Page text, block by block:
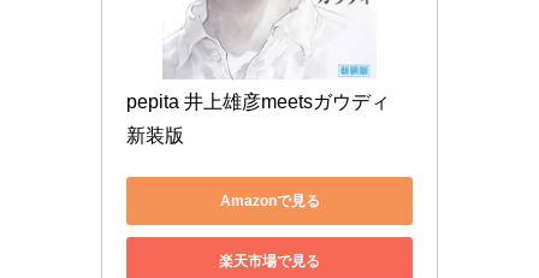
pepita 井上雄彦meetsガウディ
新装版
Amazonで見る
楽天市場で見る